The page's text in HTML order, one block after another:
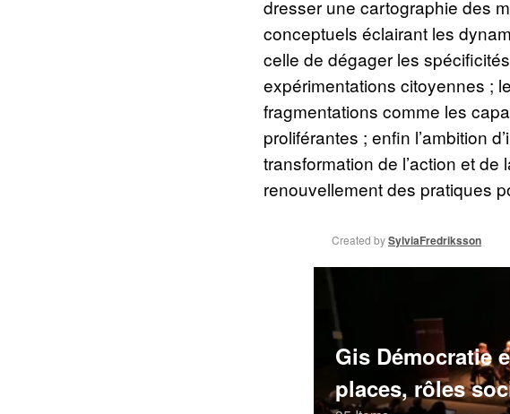
dresser une cartographie des
conceptuels éclairant les
celle de dégager les
expérimentations citoyennes ;
fragmentations comme les
proliférantes ; enfin l’ambition
transformation de l’action et
renouvellement des pratiques